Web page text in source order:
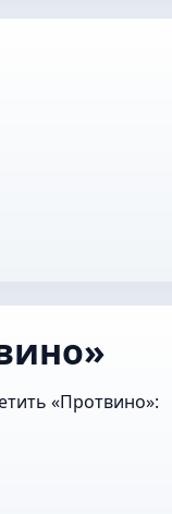
«Протвино»: